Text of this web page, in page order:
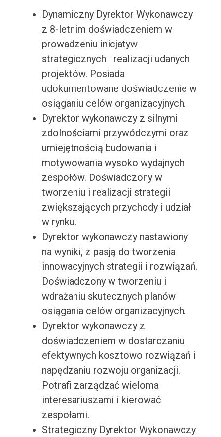
Dynamiczny Dyrektor Wykonawczy
z 8-letnim doświadczeniem w
prowadzeniu inicjatyw
strategicznych i realizacji udanych
projektów. Posiada
udokumentowane doświadczenie w
osiąganiu celów organizacyjnych.
Dyrektor wykonawczy z silnymi
zdolnościami przywódczymi oraz
umiejętnością budowania i
motywowania wysoko wydajnych
zespołów. Doświadczony w
tworzeniu i realizacji strategii
zwiększających przychody i udział
w rynku.
Dyrektor wykonawczy nastawiony
na wyniki, z pasją do tworzenia
innowacyjnych strategii i rozwiązań.
Doświadczony w tworzeniu i
wdrażaniu skutecznych planów
osiągania celów organizacyjnych.
Dyrektor wykonawczy z
doświadczeniem w dostarczaniu
efektywnych kosztowo rozwiązań i
napędzaniu rozwoju organizacji.
Potrafi zarządzać wieloma
interesariuszami i kierować
zespołami.
Strategiczny Dyrektor Wykonawczy